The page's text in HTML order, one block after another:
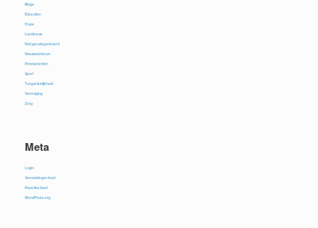
Blogs
Education
Hope
Landbouw
Niet gecategoriseerd
Nieuwsbrieven
Persberichten
Sport
Toegankelijkheid
Vereniging
Zorg
Meta
Login
Vermeldingen feed
Reacties feed
WordPress.org